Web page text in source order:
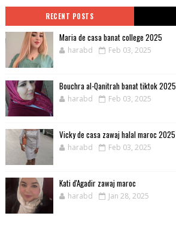
RECENT POSTS
Maria de casa banat college 2025
harabd Feb 03, 2025
Bouchra al-Qanitrah banat tiktok 2025
harabd Feb 03, 2025
Vicky de casa zawaj halal maroc 2025
harabd Feb 03, 2025
Kati d'Agadir zawaj maroc
harabd Jan 28, 2025